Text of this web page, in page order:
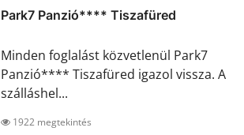
Park7 Panzió**** Tiszafüred
Minden foglalást közvetlenül Park7
Panzió**** Tiszafüred igazol vissza. A
szálláshel...
1922 megtekintés